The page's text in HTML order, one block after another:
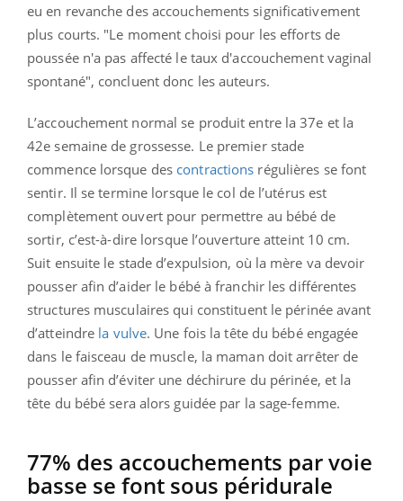
eu en revanche des accouchements significativement
plus courts. "Le moment choisi pour les efforts de
poussée n'a pas affecté le taux d'accouchement vaginal
spontané", concluent donc les auteurs.
L’accouchement normal se produit entre la 37e et la
42e semaine de grossesse. Le premier stade
commence lorsque des contractions régulières se font
sentir. Il se termine lorsque le col de l’utérus est
complètement ouvert pour permettre au bébé de
sortir, c’est-à-dire lorsque l’ouverture atteint 10 cm.
Suit ensuite le stade d’expulsion, où la mère va devoir
pousser afin d’aider le bébé à franchir les différentes
structures musculaires qui constituent le périnée avant
d’atteindre la vulve. Une fois la tête du bébé engagée
dans le faisceau de muscle, la maman doit arrêter de
pousser afin d’éviter une déchirure du périnée, et la
tête du bébé sera alors guidée par la sage-femme.
77% des accouchements par voie
basse se font sous péridurale